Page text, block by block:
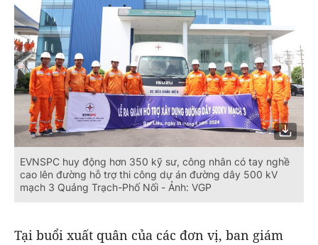
EVNSPC huy động hơn 350 kỹ sư, công nhân có tay nghề
cao lên đường hỗ trợ thi công dự án đường dây 500 kV
mạch 3 Quảng Trạch-Phố Nối - Ảnh: VGP
Tại buổi xuất quân của các đơn vị, ban giám